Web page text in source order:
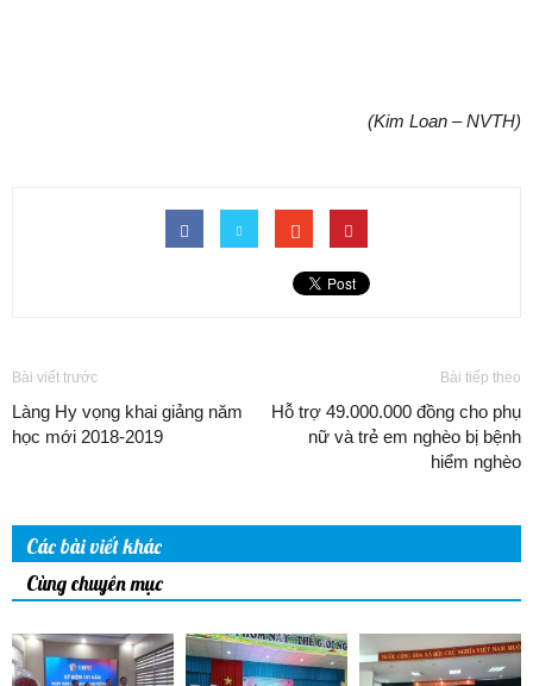
(Kim Loan – NVTH)
Bài viết trước
Làng Hy vọng khai giảng năm
học mới 2018-2019
Bài tiếp theo
Hỗ trợ 49.000.000 đồng cho phụ
nữ và trẻ em nghèo bị bệnh
hiểm nghèo
Các bài viết khác
Cùng chuyên mục